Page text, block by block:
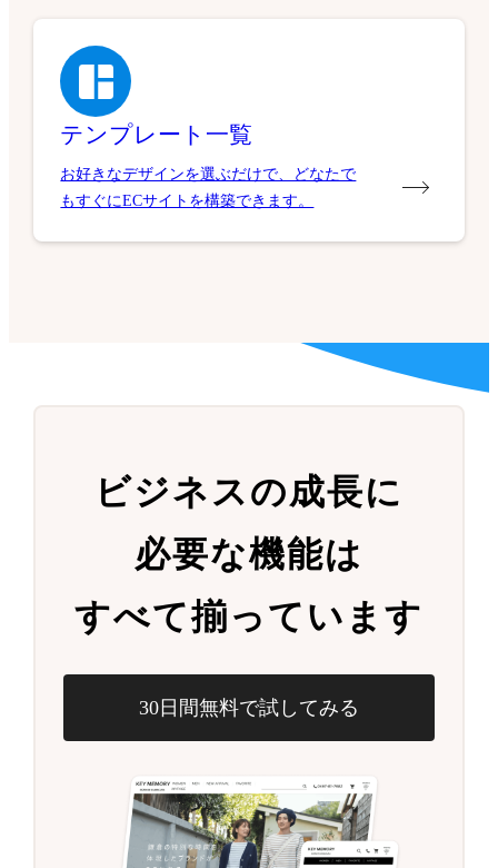
テンプレート一覧
お好きなデザインを選ぶだけで、どなたで
もすぐにECサイトを構築できます。
ビジネスの成長に
必要な機能は
すべて揃っています
30日間無料で試してみる